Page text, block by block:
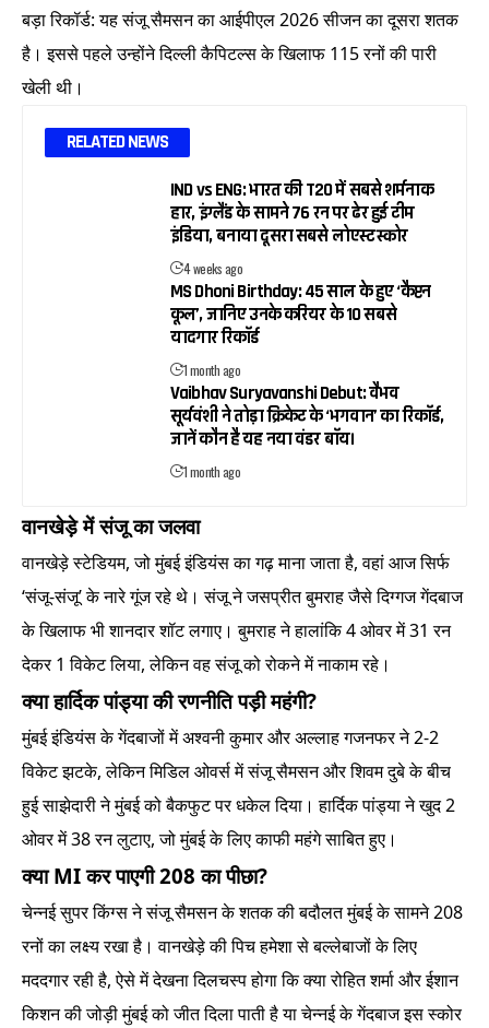
बड़ा रिकॉर्ड: यह संजू सैमसन का आईपीएल 2026 सीजन का दूसरा शतक
है। इससे पहले उन्होंने दिल्ली कैपिटल्स के खिलाफ 115 रनों की पारी
खेली थी।
RELATED NEWS
IND vs ENG: भारत की T20 में सबसे शर्मनाक
हार, इंग्लैंड के सामने 76 रन पर ढेर हुई टीम
इंडिया, बनाया दूसरा सबसे लोएस्ट स्कोर
4 weeks ago
MS Dhoni Birthday: 45 साल के हुए ‘कैप्टन
कूल’, जानिए उनके करियर के 10 सबसे
यादगार रिकॉर्ड
1 month ago
Vaibhav Suryavanshi Debut: वैभव
सूर्यवंशी ने तोड़ा क्रिकेट के ‘भगवान’ का रिकॉर्ड,
जानें कौन है यह नया वंडर बॉय।
1 month ago
वानखेड़े में संजू का जलवा
वानखेड़े स्टेडियम, जो मुंबई इंडियंस का गढ़ माना जाता है, वहां आज सिर्फ
‘संजू-संजू’ के नारे गूंज रहे थे। संजू ने जसप्रीत बुमराह जैसे दिग्गज गेंदबाज
के खिलाफ भी शानदार शॉट लगाए। बुमराह ने हालांकि 4 ओवर में 31 रन
देकर 1 विकेट लिया, लेकिन वह संजू को रोकने में नाकाम रहे।
क्या हार्दिक पांड्या की रणनीति पड़ी महंगी?
मुंबई इंडियंस के गेंदबाजों में अश्वनी कुमार और अल्लाह गजनफर ने 2-2
विकेट झटके, लेकिन मिडिल ओवर्स में संजू सैमसन और शिवम दुबे के बीच
हुई साझेदारी ने मुंबई को बैकफुट पर धकेल दिया। हार्दिक पांड्या ने खुद 2
ओवर में 38 रन लुटाए, जो मुंबई के लिए काफी महंगे साबित हुए।
क्या MI कर पाएगी 208 का पीछा?
चेन्नई सुपर किंग्स ने संजू सैमसन के शतक की बदौलत मुंबई के सामने 208
रनों का लक्ष्य रखा है। वानखेड़े की पिच हमेशा से बल्लेबाजों के लिए
मददगार रही है, ऐसे में देखना दिलचस्प होगा कि क्या रोहित शर्मा और ईशान
किशन की जोड़ी मुंबई को जीत दिला पाती है या चेन्नई के गेंदबाज इस स्कोर